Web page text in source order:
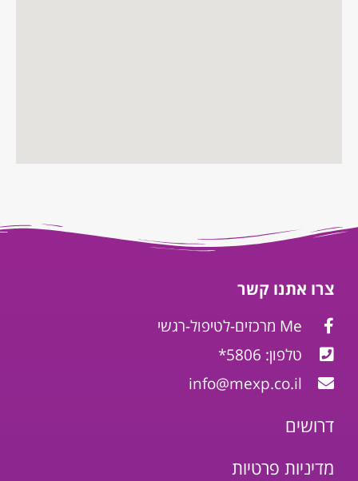
צרו אתנו קשר
Me מרכזים-לטיפול-רגשי
טלפון: 5806*
info@mexp.co.il
דרושים
מדיניות פרטיות